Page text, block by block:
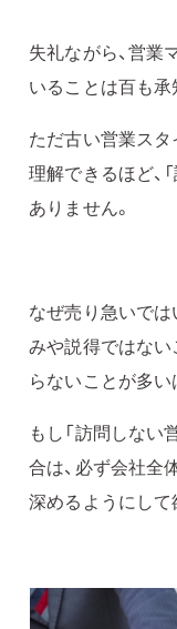
失礼ながら、営業
いることは百も承
ただ古い営業ス
理解できるほど、
ありません。
なぜ売り急いで
みや説得ではない
らないことが多い
もし「訪問しない
合は、必ず会社全
深めるようにして